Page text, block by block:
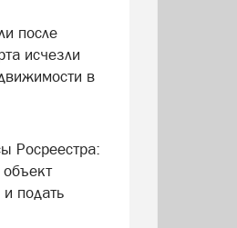
после
исчезли
в
Росреестра:
подать